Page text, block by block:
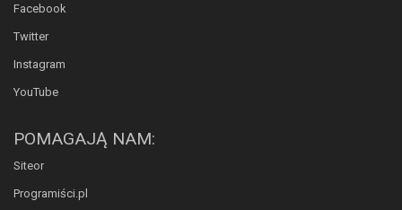
Facebook
Twitter
Instagram
YouTube
POMAGAJĄ NAM:
Siteor
Programiści.pl